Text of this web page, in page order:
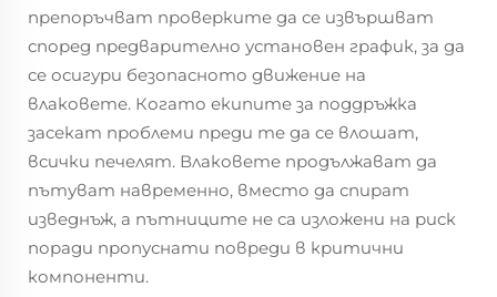
препоръчват проверките да се извършват
според предварително установен график, за да
се осигури безопасното движение на
влаковете. Когато екипите за поддръжка
засекат проблеми преди те да се влошат,
всички печелят. Влаковете продължават да
пътуват навременно, вместо да спират
изведнъж, а пътниците не са изложени на риск
поради пропуснати повреди в критични
компоненти.